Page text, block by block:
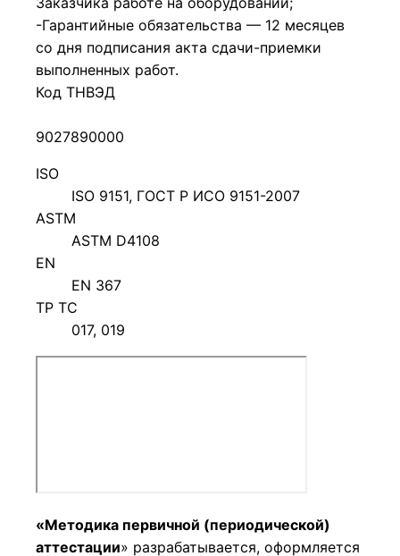
-Гарантийные обязательства — 12 месяцев
со дня подписания акта сдачи-приемки
выполненных работ.
Код ТНВЭД
9027890000
ISO
ISO 9151, ГОСТ Р ИСО 9151-2007
ASTM
ASTM D4108
EN
EN 367
ТР ТС
017, 019
«Методика первичной (периодической)
аттестации» разрабатывается, оформляется